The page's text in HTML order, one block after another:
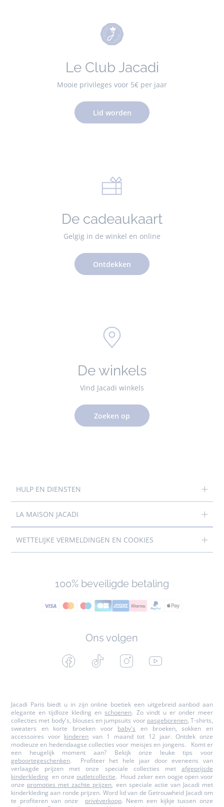
Le Club Jacadi
Mooie privileges voor 5€ per jaar
Lid worden
De cadeaukaart
Gelgig in de winkel en online
Ontdekken
De winkels
Vind Jacadi winkels
Zoeken op
HULP EN DIENSTEN
LA MAISON JACADI
WETTELIJKE VERMELDINGEN EN COOKIES
100% beveiligde betaling
Ons volgen
Facebook Tiktok InstagramYoutube
Jacadi Paris biedt u in zijn online boetiek een uitgebreid aanbod aan
elegante en tijdloze kleding enschoenen. Zo vindt u er onder meer
collecties met body's, blouses en jumpsuits voor pasgeborenen, T-shirts,
sweaters en korte broeken voor baby's en broeken, sokken en
accessoires voor kinderen van 1 maand tot 12 jaar. Ontdek onze
modieuze en hedendaagse collecties voor meisjes en jongens. Komt er
een heugelijk moment aan? Bekijk onze leuke tips voor
geboortegeschenken. Profiteer het hele jaar door eveneens van
verlaagde prijzen met onze speciale collecties met afgeprijsde
kinderkleding en onze outletcollectie. Houd zeker een oogje open voor
onze promoties met zachte prijzen, een speciale actie van Jacadi met
kinderkleding aan ronde prijzen. Word lid van de Getrouwheid Jacadi om
te profiteren van onze privéverkoop. Neem een kijkje tussen onze